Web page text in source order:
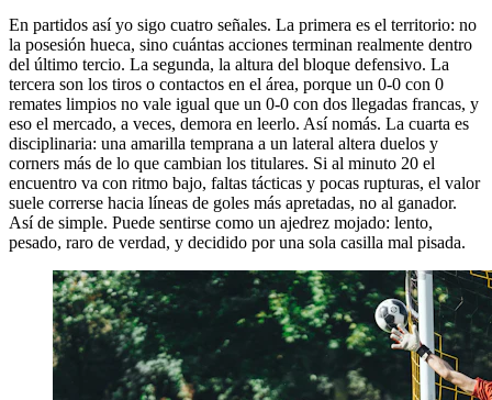
En partidos así yo sigo cuatro señales. La primera es el territorio: no
la posesión hueca, sino cuántas acciones terminan realmente dentro
del último tercio. La segunda, la altura del bloque defensivo. La
tercera son los tiros o contactos en el área, porque un 0-0 con 0
remates limpios no vale igual que un 0-0 con dos llegadas francas, y
eso el mercado, a veces, demora en leerlo. Así nomás. La cuarta es
disciplinaria: una amarilla temprana a un lateral altera duelos y
corners más de lo que cambian los titulares. Si al minuto 20 el
encuentro va con ritmo bajo, faltas tácticas y pocas rupturas, el valor
suele correrse hacia líneas de goles más apretadas, no al ganador.
Así de simple. Puede sentirse como un ajedrez mojado: lento,
pesado, raro de verdad, y decidido por una sola casilla mal pisada.